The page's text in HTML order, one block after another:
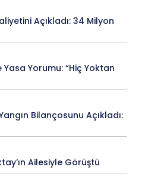
Açıkladı: 34 Milyon
Yorumu: “Hiç Yoktan
Bilançosunu Açıkladı:
Ailesiyle Görüştü